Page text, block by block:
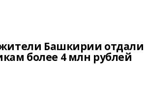
жители Башкирии отдали
более 4 млн рублей